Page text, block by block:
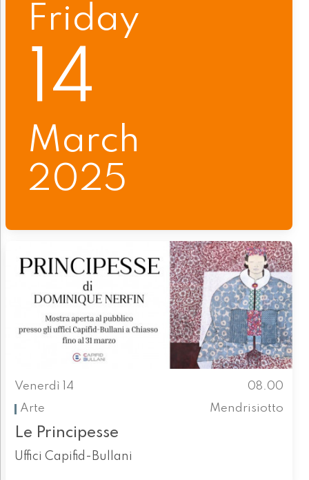
Friday
14
March
2025
Venerdì 14
08.00
Arte
Mendrisiotto
Le Principesse
Uffici Capifid-Bullani